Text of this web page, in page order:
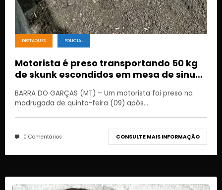
DESTAQUES POLICIAL
Motorista é preso transportando 50 kg
de skunk escondidos em mesa de sinuca
em Barra do Garças
BARRA DO GARÇAS (MT) – Um motorista foi preso na
madrugada de quinta-feira (09) após…
0 Comentários CONSULTE MAIS INFORMAÇÃO